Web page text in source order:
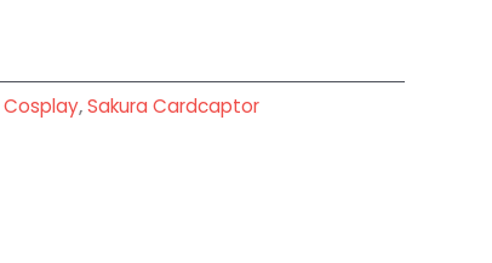
Cosplay,Sakura Cardcaptor